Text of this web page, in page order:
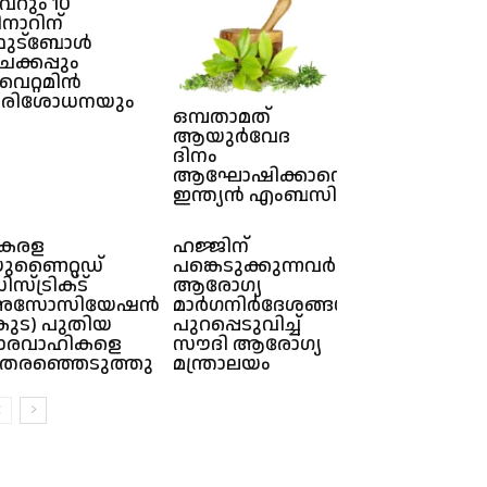
ഒമ്പതാമത്
ആയുർവേദ
ദിനം
ആഘോഷിക്കാനൊരുങ്ങി
ഇന്ത്യൻ എംബസി
പുതിയ
ഹജ്ജിന്
പങ്കെടുക്കുന്നവർക്കുള്ള
ആരോഗ്യ
മാർഗനിർദേശങ്ങൾ
പുറപ്പെടുവിച്ച്
സൗദി ആരോഗ്യ
മന്ത്രാലയം